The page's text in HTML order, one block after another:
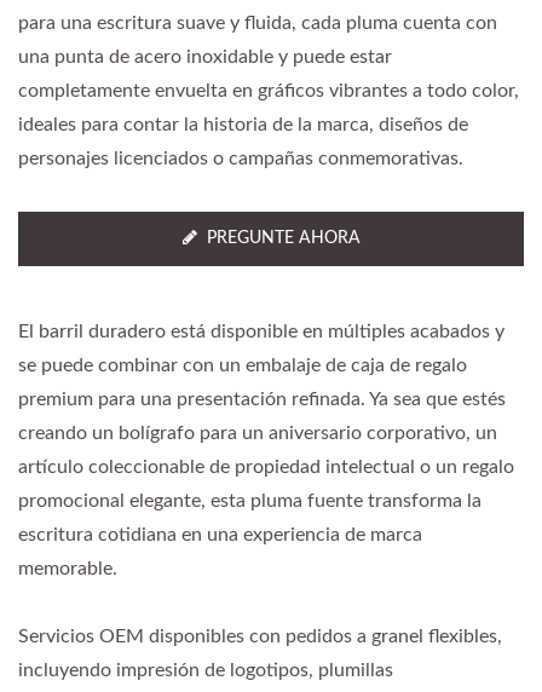
para una escritura suave y fluida, cada pluma cuenta con
una punta de acero inoxidable y puede estar
completamente envuelta en gráficos vibrantes a todo color,
ideales para contar la historia de la marca, diseños de
personajes licenciados o campañas conmemorativas.
PREGUNTE AHORA
El barril duradero está disponible en múltiples acabados y
se puede combinar con un embalaje de caja de regalo
premium para una presentación refinada. Ya sea que estés
creando un bolígrafo para un aniversario corporativo, un
artículo coleccionable de propiedad intelectual o un regalo
promocional elegante, esta pluma fuente transforma la
escritura cotidiana en una experiencia de marca
memorable.
Servicios OEM disponibles con pedidos a granel flexibles,
incluyendo impresión de logotipos, plumillas